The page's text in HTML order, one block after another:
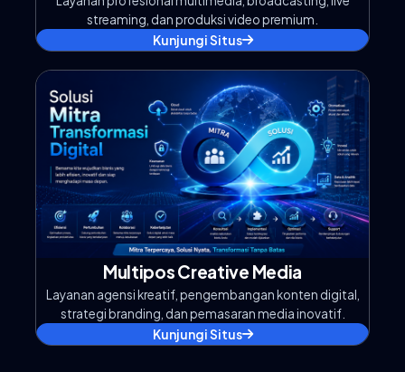
streaming, dan produksi video premium.
Kunjungi Situs
Multipos Creative Media
Layanan agensi kreatif, pengembangan konten digital,
strategi branding, dan pemasaran media inovatif.
Kunjungi Situs